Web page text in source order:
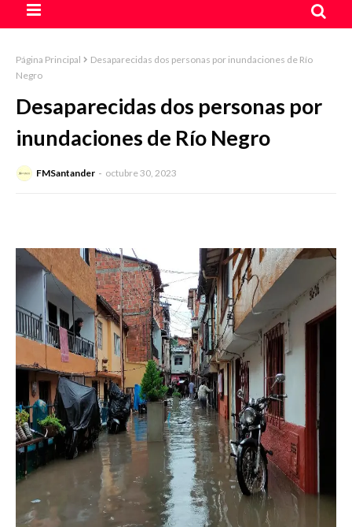
Página Principal
Desaparecidas dos personas por inundaciones de Río
Negro
Desaparecidas dos personas por
inundaciones de Río Negro
FMSantander octubre 30, 2023